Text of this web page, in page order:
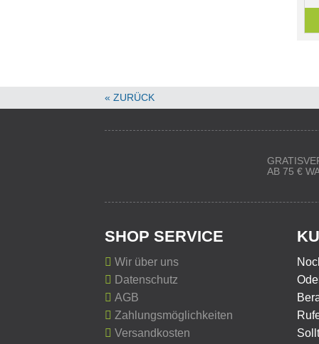
« ZURÜCK
AB 75 €
SHOP SERVICE
Wir über uns
Datenschutz
AGB
Zahlungsmöglichkeiten
Versandkosten